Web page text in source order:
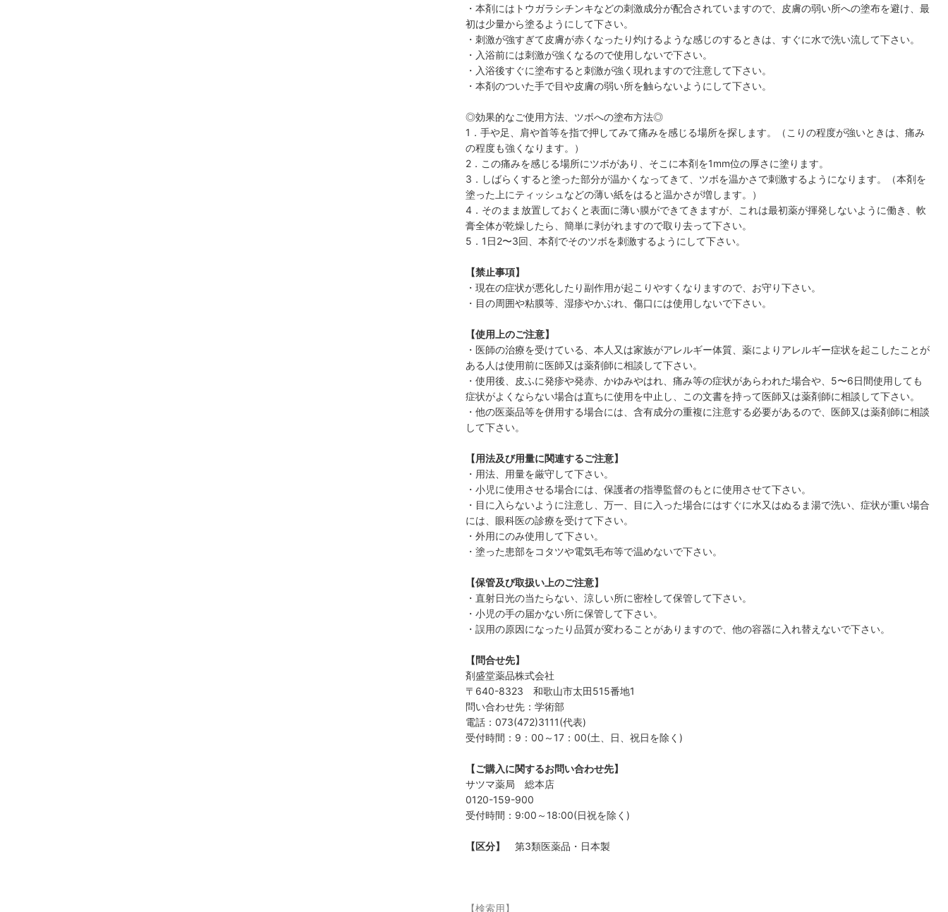
・本剤にはトウガラシチンキなどの刺激成分が配合されていますので、皮膚の弱い所への塗布を避け、最
初は少量から塗るようにして下さい。
・刺激が強すぎて皮膚が赤くなったり灼けるような感じのするときは、すぐに水で洗い流して下さい。
・入浴前には刺激が強くなるので使用しないで下さい。
・入浴後すぐに塗布すると刺激が強く現れますので注意して下さい。
・本剤のついた手で目や皮膚の弱い所を触らないようにして下さい。
◎効果的なご使用方法、ツボへの塗布方法◎
1．手や足、肩や首等を指で押してみて痛みを感じる場所を探します。（こりの程度が強いときは、痛み
の程度も強くなります。）
2．この痛みを感じる場所にツボがあり、そこに本剤を1mm位の厚さに塗ります。
3．しばらくすると塗った部分が温かくなってきて、ツボを温かさで刺激するようになります。（本剤を
塗った上にティッシュなどの薄い紙をはると温かさが増します。）
4．そのまま放置しておくと表面に薄い膜ができてきますが、これは最初薬が揮発しないように働き、軟
膏全体が乾燥したら、簡単に剥がれますので取り去って下さい。
5．1日2〜3回、本剤でそのツボを刺激するようにして下さい。
【禁止事項】
・現在の症状が悪化したり副作用が起こりやすくなりますので、お守り下さい。
・目の周囲や粘膜等、湿疹やかぶれ、傷口には使用しないで下さい。
【使用上のご注意】
・医師の治療を受けている、本人又は家族がアレルギー体質、薬によりアレルギー症状を起こしたことが
ある人は使用前に医師又は薬剤師に相談して下さい。
・使用後、皮ふに発疹や発赤、かゆみやはれ、痛み等の症状があらわれた場合や、5〜6日間使用しても
症状がよくならない場合は直ちに使用を中止し、この文書を持って医師又は薬剤師に相談して下さい。
・他の医薬品等を併用する場合には、含有成分の重複に注意する必要があるので、医師又は薬剤師に相談
して下さい。
【用法及び用量に関連するご注意】
・用法、用量を厳守して下さい。
・小児に使用させる場合には、保護者の指導監督のもとに使用させて下さい。
・目に入らないように注意し、万一、目に入った場合にはすぐに水又はぬるま湯で洗い、症状が重い場合
には、眼科医の診療を受けて下さい。
・外用にのみ使用して下さい。
・塗った患部をコタツや電気毛布等で温めないで下さい。
【保管及び取扱い上のご注意】
・直射日光の当たらない、涼しい所に密栓して保管して下さい。
・小児の手の届かない所に保管して下さい。
・誤用の原因になったり品質が変わることがありますので、他の容器に入れ替えないで下さい。
【問合せ先】
剤盛堂薬品株式会社
〒640-8323 和歌山市太田515番地1
問い合わせ先：学術部
電話：073(472)3111(代表)
受付時間：9：00～17：00(土、日、祝日を除く)
【ご購入に関するお問い合わせ先】
サツマ薬局 総本店
0120-159-900
受付時間：9:00～18:00(日祝を除く)
【区分】 第3類医薬品・日本製
【検索用】